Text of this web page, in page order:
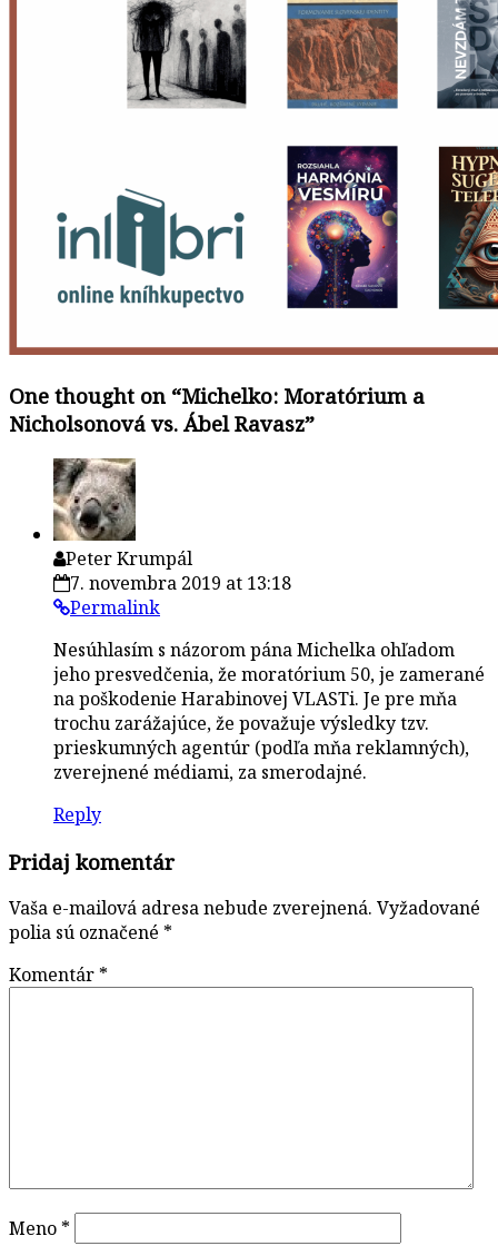
One thought on “Michelko: Moratórium a
Nicholsonová vs. Ábel Ravasz”
Peter Krumpál
7. novembra 2019 at 13:18
Permalink
Nesúhlasím s názorom pána Michelka ohľadom
jeho presvedčenia, že moratórium 50, je zamerané
na poškodenie Harabinovej VLASTi. Je pre mňa
trochu zarážajúce, že považuje výsledky tzv.
prieskumných agentúr (podľa mňa reklamných),
zverejnené médiami, za smerodajné.
Reply
Pridaj komentár
Vaša e-mailová adresa nebude zverejnená. Vyžadované
polia sú označené *
Komentár *
Meno *